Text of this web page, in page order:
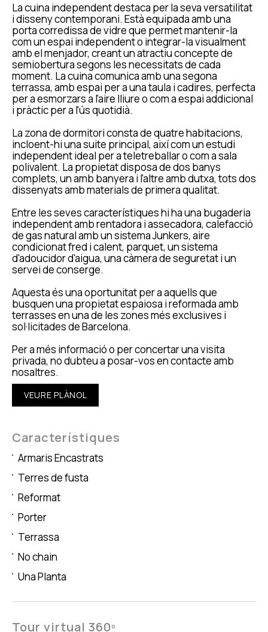
La cuina independent destaca per la seva versatilitat
i disseny contemporani. Està equipada amb una
porta corredissa de vidre que permet mantenir-la
com un espai independent o integrar-la visualment
amb el menjador, creant un atractiu concepte de
semiobertura segons les necessitats de cada
moment. La cuina comunica amb una segona
terrassa, amb espai per a una taula i cadires, perfecta
per a esmorzars a l'aire lliure o com a espai addicional
i pràctic per a l'ús quotidià.
La zona de dormitori consta de quatre habitacions,
incloent-hi una suite principal, així com un estudi
independent ideal per a teletreballar o com a sala
polivalent. La propietat disposa de dos banys
complets, un amb banyera i l'altre amb dutxa, tots dos
dissenyats amb materials de primera qualitat.
Entre les seves característiques hi ha una bugaderia
independent amb rentadora i assecadora, calefacció
de gas natural amb un sistema Junkers, aire
condicionat fred i calent, parquet, un sistema
d'adoucidor d'aigua, una càmera de seguretat i un
servei de conserge.
Aquesta és una oportunitat per a aquells que
busquen una propietat espaiosa i reformada amb
terrasses en una de les zones més exclusives i
sol·licitades de Barcelona.
Per a més informació o per concertar una visita
privada, no dubteu a posar-vos en contacte amb
nosaltres.
VEURE PLÀNOL
Característiques
Armaris Encastrats
Terres de fusta
Reformat
Porter
Terrassa
No chain
Una Planta
Tour virtual 360º